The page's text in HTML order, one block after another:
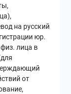
на русский
юр.
лица в
от